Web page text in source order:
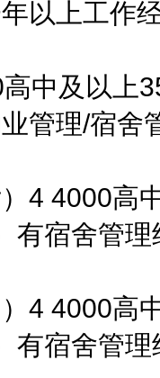
以上工作
及以上
管理/宿舍
4000高中
有宿舍管理
4000高中
有宿舍管理